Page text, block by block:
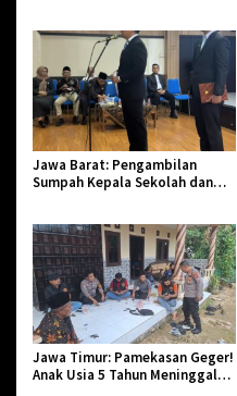
Jawa Barat: Pengambilan
Sumpah Kepala Sekolah dan
Pendidikan dan Birokrasi
Jawa Timur: Pamekasan Geger!
Anak Usia 5 Tahun Meninggal